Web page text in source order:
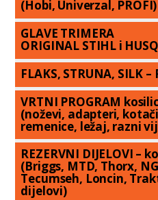
(Hobi, Univerzal, PROFI)
GLAVE TRIMERA
ORIGINAL STIHL i
FLAKS, STRUNA, SILK
VRTNI PROGRAM
(noževi, adapteri,
remenice, ležaj, razni
REZERVNI DIJELOVI –
(Briggs, MTD, Thorx,
Tecumseh, Loncin,
dijelovi)